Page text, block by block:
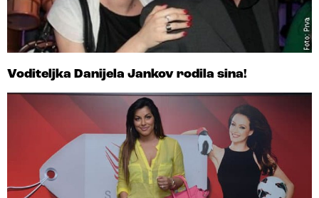
Voditeljka Danijela Jankov rodila sina!